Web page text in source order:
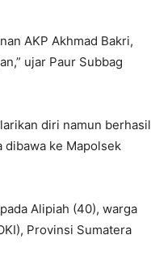
AKP Akhmad Bakri,
ujar Paur Subbag
diri namun berhasil
dibawa ke Mapolsek
Alipiah (40), warga
Provinsi Sumatera